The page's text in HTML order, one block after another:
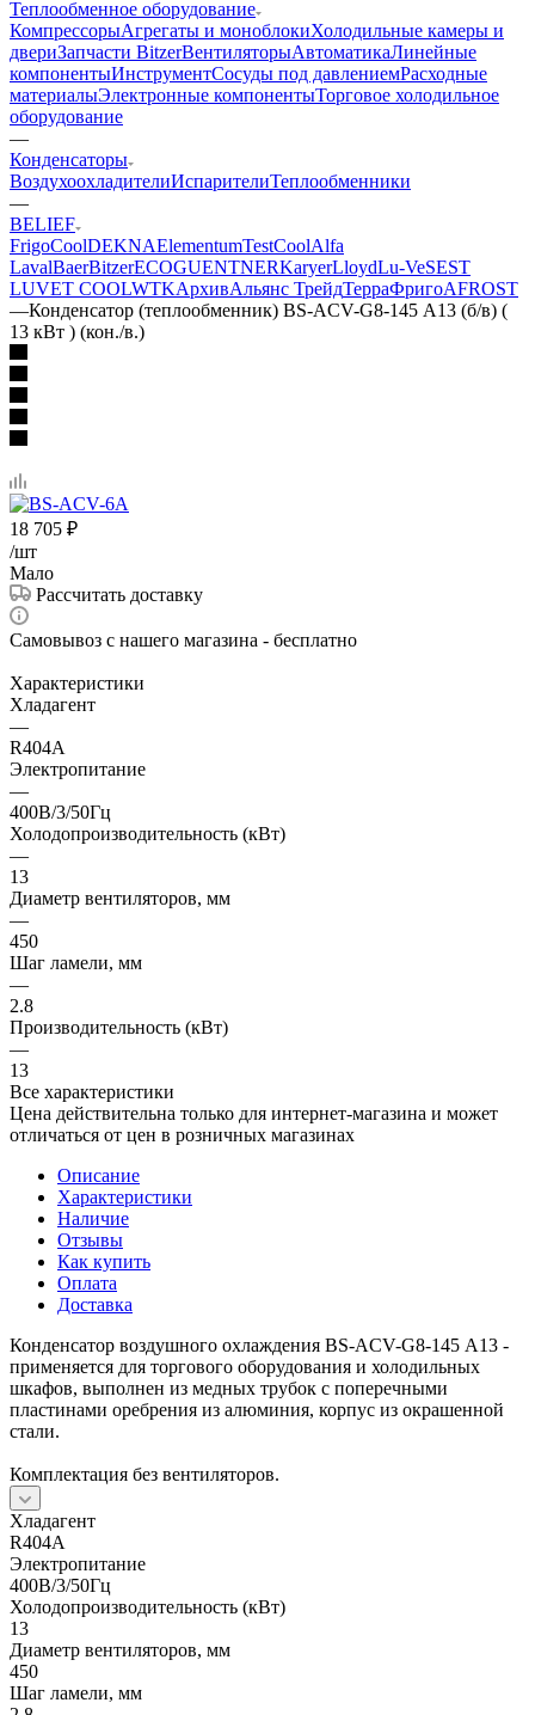
Теплообменное оборудование
КомпрессорыАгрегаты и моноблокиХолодильные камеры и
двериЗапчасти BitzerВентиляторыАвтоматикаЛинейные
компонентыИнструментСосуды под давлениемРасходные
материалыЭлектронные компонентыТорговое холодильное
оборудование
—
Конденсаторы
ВоздухоохладителиИспарителиТеплообменники
—
BELIEF
FrigoCoolDEKNAElementumTestCoolAlfa
LavalBaerBitzerECOGUENTNERKaryerLloydLu-VeSEST
LUVET COOLWTKАрхивАльянс ТрейдТерраФригоAFROST
—Конденсатор (теплообменник) BS-ACV-G8-145 А13 (б/в) (
13 кВт ) (кон./в.)
18 705 ₽
/шт
Мало
Рассчитать доставку
Самовывоз с нашего магазина - бесплатно
Характеристики
Хладагент
—
R404A
Электропитание
—
400В/3/50Гц
Холодопроизводительность (кВт)
—
13
Диаметр вентиляторов, мм
—
450
Шаг ламели, мм
—
2.8
Производительность (кВт)
—
13
Все характеристики
Цена действительна только для интернет-магазина и может
отличаться от цен в розничных магазинах
Описание
Характеристики
Наличие
Отзывы
Как купить
Оплата
Доставка
Конденсатор воздушного охлаждения BS-ACV-G8-145 А13 -
применяется для торгового оборудования и холодильных
шкафов, выполнен из медных трубок с поперечными
пластинами оребрения из алюминия, корпус из окрашенной
стали.
Комплектация без вентиляторов.
Хладагент
R404A
Электропитание
400В/3/50Гц
Холодопроизводительность (кВт)
13
Диаметр вентиляторов, мм
450
Шаг ламели, мм